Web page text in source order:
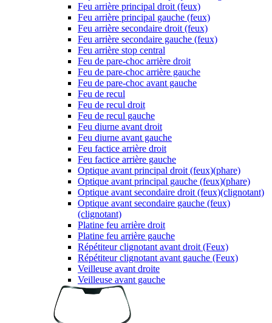
Feu arrière principal droit (feux)
Feu arrière principal gauche (feux)
Feu arrière secondaire droit (feux)
Feu arrière secondaire gauche (feux)
Feu arrière stop central
Feu de pare-choc arrière droit
Feu de pare-choc arrière gauche
Feu de pare-choc avant gauche
Feu de recul
Feu de recul droit
Feu de recul gauche
Feu diurne avant droit
Feu diurne avant gauche
Feu factice arrière droit
Feu factice arrière gauche
Optique avant principal droit (feux)(phare)
Optique avant principal gauche (feux)(phare)
Optique avant secondaire droit (feux)(clignotant)
Optique avant secondaire gauche (feux)
(clignotant)
Platine feu arrière droit
Platine feu arrière gauche
Répétiteur clignotant avant droit (Feux)
Répétiteur clignotant avant gauche (Feux)
Veilleuse avant droite
Veilleuse avant gauche